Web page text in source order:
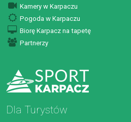
Kamery w Karpaczu
Pogoda w Karpaczu
Biorę Karpacz na tapetę
Partnerzy
Dla Turystów